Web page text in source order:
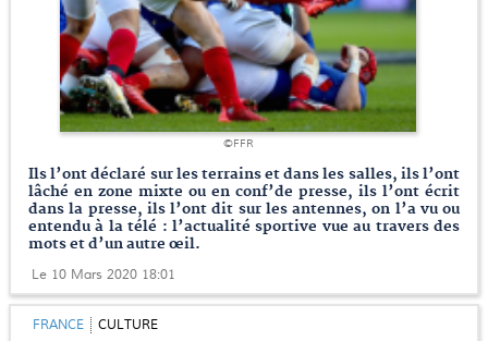
©FFR
Ils l’ont déclaré sur les terrains et dans les salles, ils l’ont
lâché en zone mixte ou en conf’de presse, ils l’ont écrit
dans la presse, ils l’ont dit sur les antennes, on l’a vu ou
entendu à la télé : l’actualité sportive vue au travers des
mots et d’un autre œil.
Le 10 Mars 2020 18:01
FRANCE CULTURE